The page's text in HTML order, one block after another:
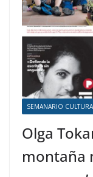
SEMANARIO
Olga
montaña